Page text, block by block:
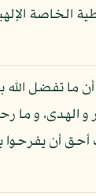
الخاصة
ما تفضل
و الهدى، و ما
أحق أن